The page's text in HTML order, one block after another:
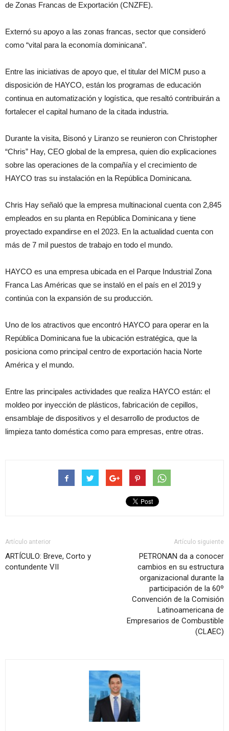
de Zonas Francas de Exportación (CNZFE).
Externó su apoyo a las zonas francas, sector que consideró
como “vital para la economía dominicana”.
Entre las iniciativas de apoyo que, el titular del MICM puso a
disposición de HAYCO, están los programas de educación
continua en automatización y logística, que resaltó contribuirán a
fortalecer el capital humano de la citada industria.
Durante la visita, Bisonó y Liranzo se reunieron con Christopher
“Chris” Hay, CEO global de la empresa, quien dio explicaciones
sobre las operaciones de la compañía y el crecimiento de
HAYCO tras su instalación en la República Dominicana.
Chris Hay señaló que la empresa multinacional cuenta con 2,845
empleados en su planta en República Dominicana y tiene
proyectado expandirse en el 2023. En la actualidad cuenta con
más de 7 mil puestos de trabajo en todo el mundo.
HAYCO es una empresa ubicada en el Parque Industrial Zona
Franca Las Américas que se instaló en el país en el 2019 y
continúa con la expansión de su producción.
Uno de los atractivos que encontró HAYCO para operar en la
República Dominicana fue la ubicación estratégica, que la
posiciona como principal centro de exportación hacia Norte
América y el mundo.
Entre las principales actividades que realiza HAYCO están: el
moldeo por inyección de plásticos, fabricación de cepillos,
ensamblaje de dispositivos y el desarrollo de productos de
limpieza tanto doméstica como para empresas, entre otras.
Artículo anterior
ARTÍCULO: Breve, Corto y
contundente VII
Artículo siguiente
PETRONAN da a conocer
cambios en su estructura
organizacional durante la
participación de la 60º
Convención de la Comisión
Latinoamericana de
Empresarios de Combustible
(CLAEC)